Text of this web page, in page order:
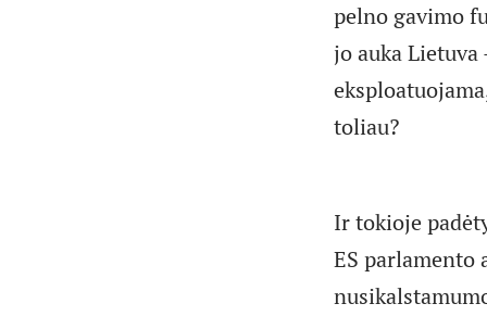
pelno gavimo
jo auka
toliau?
Ir tokioje
ES parlamento